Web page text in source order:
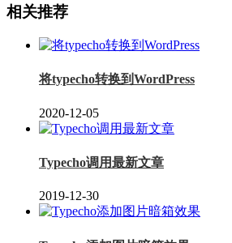
相关推荐
将typecho转换到WordPress
2020-12-05
Typecho调用最新文章
2019-12-30